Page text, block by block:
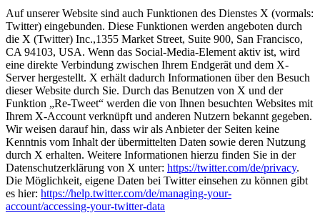
Auf unserer Website sind auch Funktionen des Dienstes X (vormals:
Twitter) eingebunden. Diese Funktionen werden angeboten durch
die X (Twitter) Inc.,1355 Market Street, Suite 900, San Francisco,
CA 94103, USA. Wenn das Social-Media-Element aktiv ist, wird
eine direkte Verbindung zwischen Ihrem Endgerät und dem X-
Server hergestellt. X erhält dadurch Informationen über den Besuch
dieser Website durch Sie. Durch das Benutzen von X und der
Funktion „Re-Tweet“ werden die von Ihnen besuchten Websites mit
Ihrem X-Account verknüpft und anderen Nutzern bekannt gegeben.
Wir weisen darauf hin, dass wir als Anbieter der Seiten keine
Kenntnis vom Inhalt der übermittelten Daten sowie deren Nutzung
durch X erhalten. Weitere Informationen hierzu finden Sie in der
Datenschutzerklärung von X unter: https://twitter.com/de/privacy.
Die Möglichkeit, eigene Daten bei Twitter einsehen zu können gibt
es hier: https://help.twitter.com/de/managing-your-
account/accessing-your-twitter-data